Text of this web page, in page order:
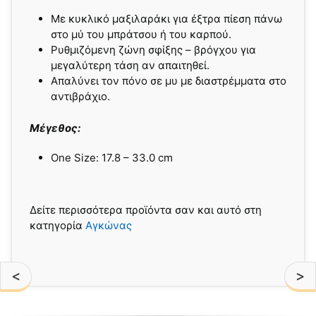
< >
Με κυκλικό μαξιλαράκι για έξτρα πίεση πάνω
στο μύ του μπράτσου ή του καρπού.
Ρυθμιζόμενη ζώνη σφίξης – βρόγχου για
μεγαλύτερη τάση αν απαιτηθεί.
Απαλύνει τον πόνο σε μυ με διαστρέμματα στο
αντιβράχιο.
Μέγεθος:
One Size: 17.8 – 33.0 cm
Δείτε περισσότερα προϊόντα σαν και αυτό στη
κατηγορία Αγκώνας